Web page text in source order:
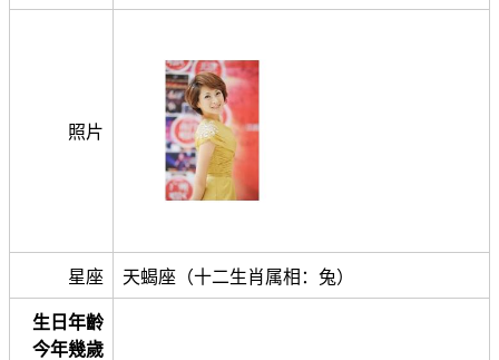
照片
星座 天蝎座（十二生肖属相：兔）
生日年齡
今年幾歲